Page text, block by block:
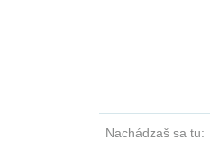
Nachádzaš sa tu: